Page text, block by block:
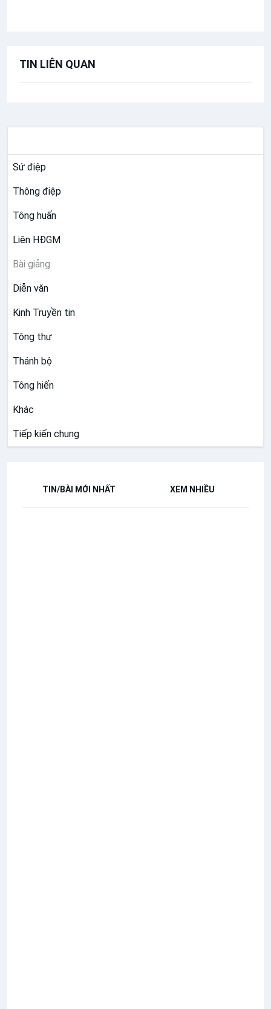
TIN LIÊN QUAN
Sứ điệp
Thông điệp
Tông huấn
Liên HĐGM
Bài giảng
Diễn văn
Kinh Truyền tin
Tông thư
Thánh bộ
Tông hiến
Khác
Tiếp kiến chung
TIN/BÀI MỚI NHẤT XEM NHIỀU